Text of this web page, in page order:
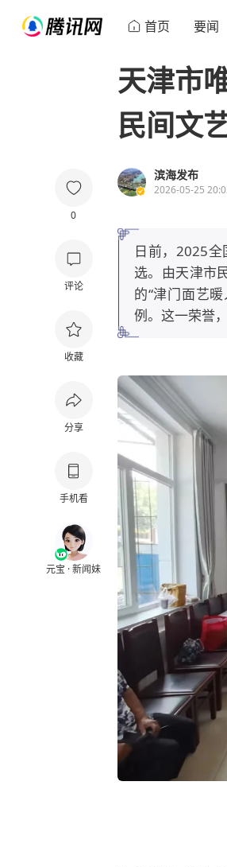
首页 要闻
0
评论
收藏
分享
手机看
元宝 · 新闻妹
天津市
民间文
滨海发布
2026-05-25
日前，2025
选。由天津市
的“津门面艺
例。这一荣誉